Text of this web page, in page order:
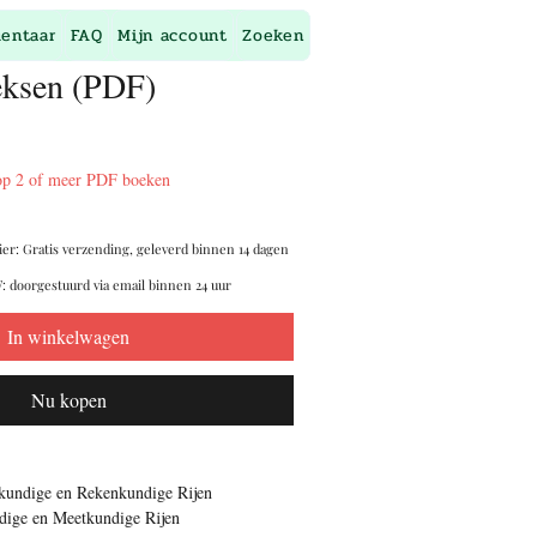
FAQ Mijn account Zoeken
(PDF)
2 of meer PDF boeken
In winkelwagen
Nu kopen
en Rekenkundige Rijen
en Meetkundige Rijen
Gratis verzending, geleverd binnen 14 dagen
doorgestuurd via email binnen 24 uur